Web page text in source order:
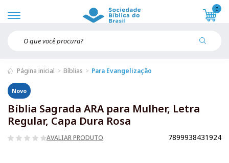
0
Página inicial Bíblias Para Evangelização
Novo
Bíblia Sagrada ARA para Mulher, Letra
Regular, Capa Dura Rosa
AVALIAR PRODUTO 7899938431924